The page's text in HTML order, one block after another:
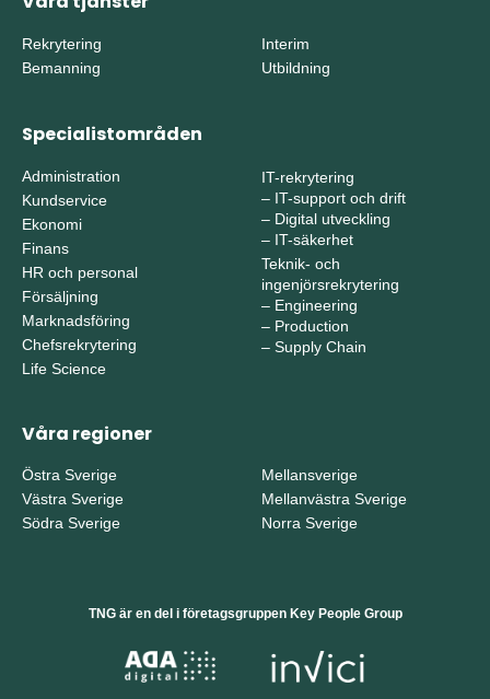
Rekrytering
Bemanning
Interim
Utbildning
Specialistområden
Administration
Kundservice
Ekonomi
Finans
HR och personal
Försäljning
Marknadsföring
Chefsrekrytering
Life Science
IT-rekrytering
– IT-support och drift
– Digital utveckling
– IT-säkerhet
Teknik- och
ingenjörsrekrytering
– Engineering
– Production
– Supply Chain
Våra regioner
Östra Sverige
Västra Sverige
Södra Sverige
Mellansverige
Mellanvästra Sverige
Norra Sverige
TNG är en del i företagsgruppen Key People Group